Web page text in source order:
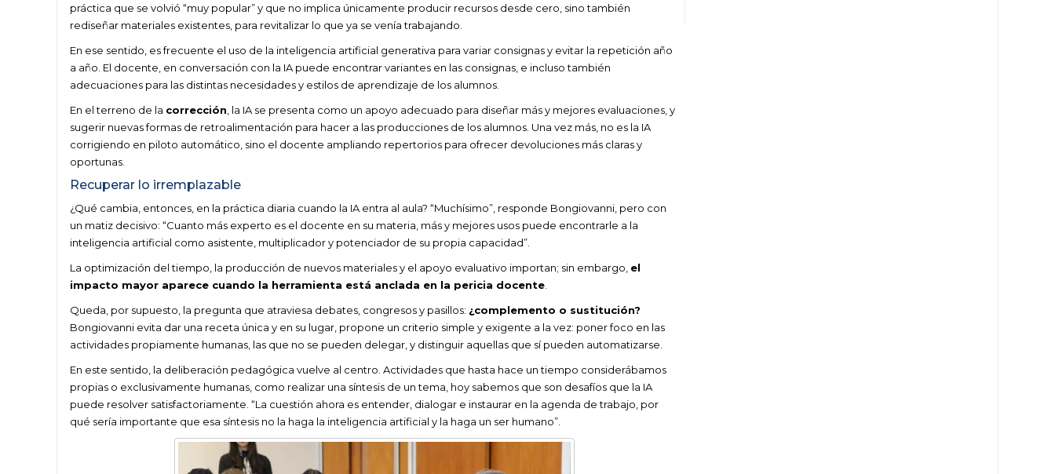
práctica que se volvió “muy popular” y que no implica únicamente producir recursos desde cero, sino también
rediseñar materiales existentes, para revitalizar lo que ya se venía trabajando.
En ese sentido, es frecuente el uso de la inteligencia artificial generativa para variar consignas y evitar la repetición año
a año. El docente, en conversación con la IA puede encontrar variantes en las consignas, e incluso también
adecuaciones para las distintas necesidades y estilos de aprendizaje de los alumnos.
En el terreno de la corrección , la IA se presenta como un apoyo adecuado para diseñar más y mejores evaluaciones, y
sugerir nuevas formas de retroalimentación para hacer a las producciones de los alumnos. Una vez más, no es la IA
corrigiendo en piloto automático, sino el docente ampliando repertorios para ofrecer devoluciones más claras y
oportunas.
Recuperar lo irremplazable
¿Qué cambia, entonces, en la práctica diaria cuando la IA entra al aula? “Muchísimo”, responde Bongiovanni, pero con
un matiz decisivo: “Cuanto más experto es el docente en su materia, más y mejores usos puede encontrarle a la
inteligencia artificial como asistente, multiplicador y potenciador de su propia capacidad”.
La optimización del tiempo, la producción de nuevos materiales y el apoyo evaluativo importan; sin embargo, el
impacto mayor aparece cuando la herramienta está anclada en la pericia docente
Queda, por supuesto, la pregunta que atraviesa debates, congresos y pasillos: ¿complemento o sustitución?
Bongiovanni evita dar una receta única y en su lugar, propone un criterio simple y exigente a la vez: poner foco en las
actividades propiamente humanas, las que no se pueden delegar, y distinguir aquellas que sí pueden automatizarse.
En este sentido, la deliberación pedagógica vuelve al centro. Actividades que hasta hace un tiempo considerábamos
propias o exclusivamente humanas, como realizar una síntesis de un tema, hoy sabemos que son desafíos que la IA
puede resolver satisfactoriamente. “La cuestión ahora es entender, dialogar e instaurar en la agenda de trabajo, por
qué sería importante que esa síntesis no la haga la inteligencia artificial y la haga un ser humano”.